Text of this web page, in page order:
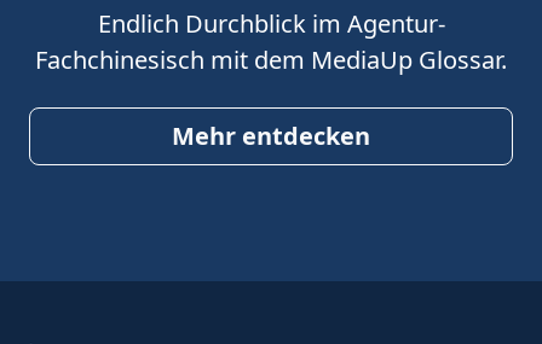
Endlich Durchblick im Agentur-
Fachchinesisch mit dem MediaUp Glossar.
Mehr entdecken